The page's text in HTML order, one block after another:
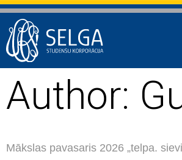
Author:
Mākslas pavasaris 2026 „telpa.